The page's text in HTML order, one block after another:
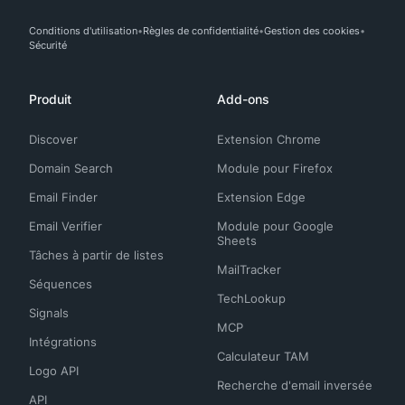
Conditions d'utilisation Règles de confidentialité Gestion des cookies
Sécurité
Produit
Discover
Domain Search
Email Finder
Email Verifier
Tâches à partir de listes
Séquences
Signals
Intégrations
Logo API
API
Add-ons
Extension Chrome
Module pour Firefox
Extension Edge
Module pour Google
Sheets
MailTracker
TechLookup
MCP
Calculateur TAM
Recherche d'email inversée